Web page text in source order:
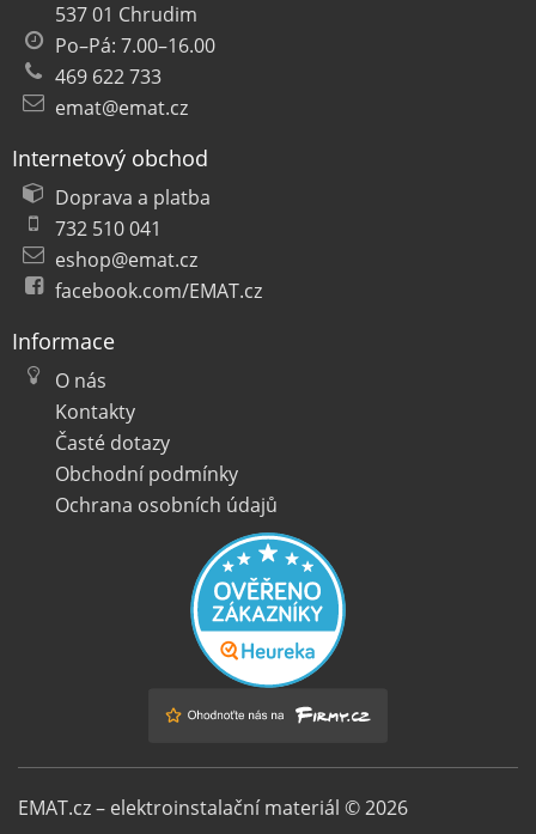
537 01 Chrudim
Po–Pá: 7.00–16.00
469 622 733
emat@emat.cz
Internetový obchod
Doprava a platba
732 510 041
eshop@emat.cz
facebook.com/EMAT.cz
Informace
O nás
Kontakty
Časté dotazy
Obchodní podmínky
Ochrana osobních údajů
EMAT.cz – elektroinstalační materiál © 2026